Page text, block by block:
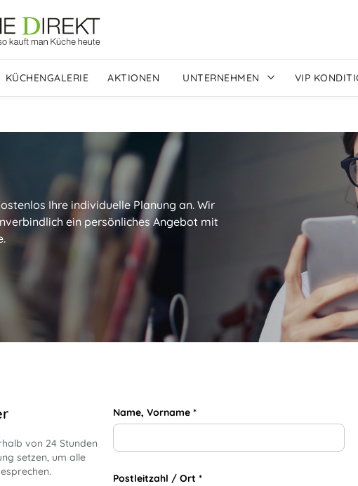
KÜCHENGALERIE AKTIONEN UNTERNEHMEN VIP
Ihre individuelle Planung an. Wir
ein persönliches Angebot mit
von 24 Stunden
setzen, um alle
Name, Vorname *
Postleitzahl / Ort *